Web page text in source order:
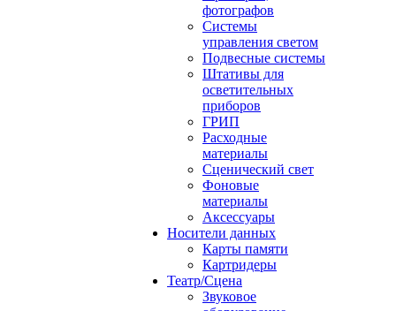
фотографов
Системы
управления светом
Подвесные системы
Штативы для
осветительных
приборов
ГРИП
Расходные
материалы
Сценический свет
Фоновые
материалы
Аксессуары
Носители данных
Карты памяти
Картридеры
Театр/Сцена
Звуковое